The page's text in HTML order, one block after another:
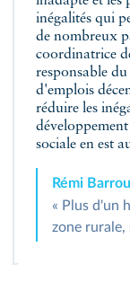
inégalités qui
de nombreux
coordinatrice
responsable
d'emplois
réduire les
sociale en est
Rémi
« Plus d'un
zone rurale,